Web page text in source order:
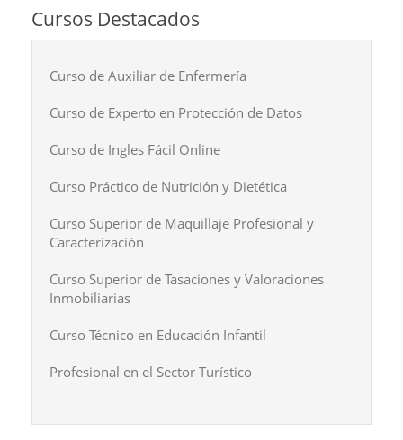
Cursos Destacados
Curso de Auxiliar de Enfermería
Curso de Experto en Protección de Datos
Curso de Ingles Fácil Online
Curso Práctico de Nutrición y Dietética
Curso Superior de Maquillaje Profesional y
Caracterización
Curso Superior de Tasaciones y Valoraciones
Inmobiliarias
Curso Técnico en Educación Infantil
Profesional en el Sector Turístico